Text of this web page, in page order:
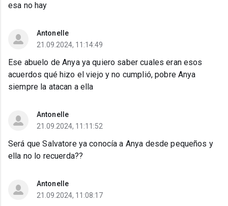
esa no hay
Antonelle
21.09.2024, 11:14:49
Ese abuelo de Anya ya quiero saber cuales eran esos
acuerdos qué hizo el viejo y no cumplió, pobre Anya
siempre la atacan a ella
Antonelle
21.09.2024, 11:11:52
Será que Salvatore ya conocía a Anya desde pequeños y
ella no lo recuerda??
Antonelle
21.09.2024, 11:08:17